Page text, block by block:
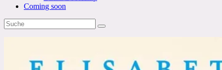
Coming soon